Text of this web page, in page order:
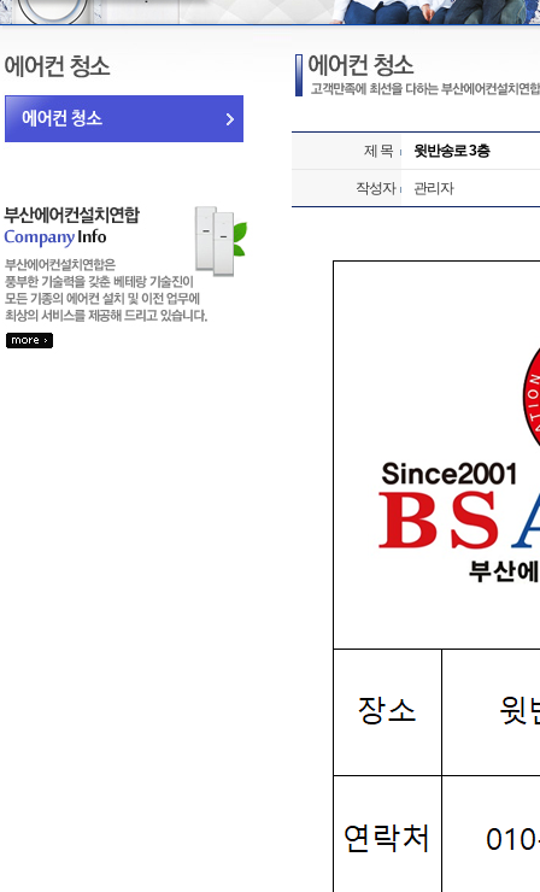
제 목 윗반송로 3층
작성자 관리자